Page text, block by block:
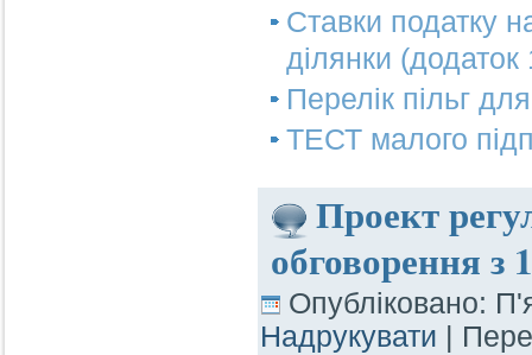
Ставки податку
ділянки (додаток
Перелік пільг
ТЕСТ малого
Проект
обговорення з
Опубліковано:
Надрукувати
|